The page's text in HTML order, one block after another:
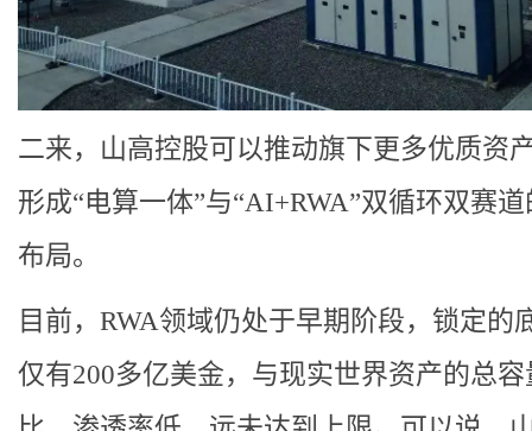
二来，山高控股可以推动旗下更多优质资
形成“电算一体”与“AI+RWA”双循环双赛
布局。
目前，RWA领域仍处于早期阶段，锁定的
仅有200多亿美金，与现实世界资产的总容